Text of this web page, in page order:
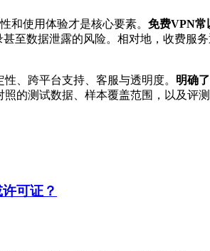
和使用体验才是核心要素。 免费VPN常
至数据泄露的风险。相对地，收费服
、跨平台支持、客服与透明度。 明确
的测试数据、样本覆盖范围，以及
可证？